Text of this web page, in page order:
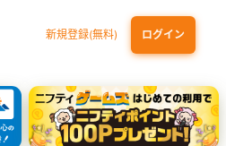
新規登録(無料) ログイン
ド ゴールド（NL）（家族カード発行）
ディズニープラス) セットプラン